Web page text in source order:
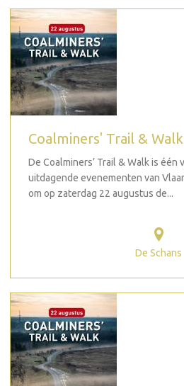
Coalminers' Trail & Walk
De Coalminers’ Trail & Walk is één
uitdagende evenementen van
om op zaterdag 22 augustus de...
De Schans